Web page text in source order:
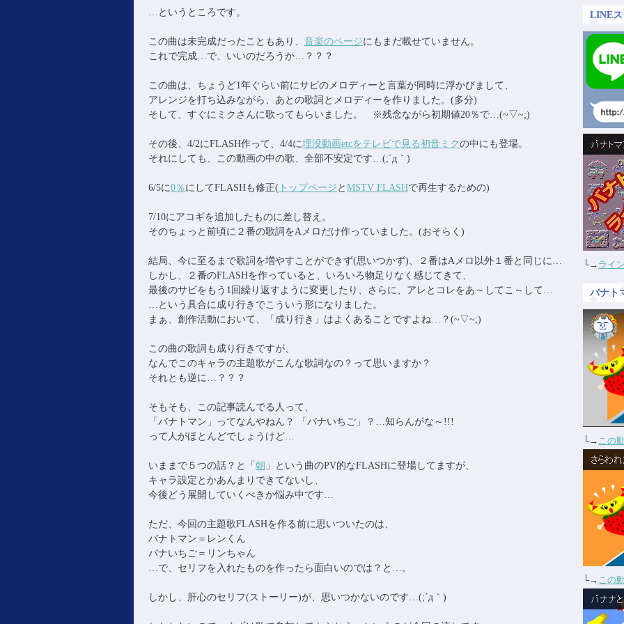
…というところです。
この曲は未完成だったこともあり、 音楽のページにもまだ載せていません。
これで完成…で、いいのだろうか…？？？
この曲は、ちょうど1年ぐらい前にサビのメロディーと言葉が同時に浮かびまして、
アレンジを打ち込みながら、あとの歌詞とメロディーを作りました。(多分)
そして、すぐにミクさんに歌ってもらいました。 ※残念ながら初期値20％で…(~▽~;)
その後、4/2にFLASH作って、4/4に埋没動画etcをテレビで見る初音ミクの中にも登場。
それにしても、この動画の中の歌、全部不安定です…(;´д｀)
6/5に0％ にしてFLASHも修正( トップページ と MSTV FLASHで再生するための)
7/10にアコギを追加したものに差し替え。
そのちょっと前頃に２番の歌詞をAメロだけ作っていました。(おそらく)
結局、今に至るまで歌詞を増やすことができず(思いつかず)、２番はAメロ以外１番と同じに…
しかし、２番のFLASHを作っていると、いろいろ物足りなく感じてきて、
最後のサビをもう1回繰り返すように変更したり、さらに、アレとコレをあ～してこ～して…
…という具合に成り行きでこういう形になりました。
まぁ、創作活動において、「成り行き」はよくあることですよね…？(~▽~;)
この曲の歌詞も成り行きですが、
なんでこのキャラの主題歌がこんな歌詞なの？って思いますか？
それとも逆に…？？？
そもそも、この記事読んでる人って、
「バナトマン」ってなんやねん？ 「バナいちご」？…知らんがな～!!!
って人がほとんどでしょうけど…
いままで５つの話？と「 朝 」という曲のPV的なFLASHに登場してますが、
キャラ設定とかあんまりできてないし、
今後どう展開していくべきか悩み中です…
ただ、今回の主題歌FLASHを作る前に思いついたのは、
バナトマン＝レンくん
バナいちご＝リンちゃん
…で、セリフを入れたものを作ったら面白いのでは？と…。
しかし、肝心のセリフ(ストーリー)が、思いつかないのです…(;´д｀)
LINEス
└→ ライ
バナト
└→ この
└→ この